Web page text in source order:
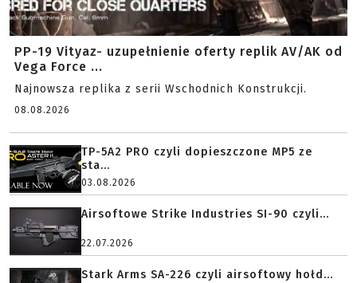
PP-19 Vityaz- uzupełnienie oferty replik AV/AK od
Vega Force ...
Najnowsza replika z serii Wschodnich Konstrukcji.
08.08.2026
TP-5A2 PRO czyli dopieszczone MP5 ze
sta...
03.08.2026
Airsoftowe Strike Industries SI-90 czyli...
22.07.2026
Stark Arms SA-226 czyli airsoftowy hołd...